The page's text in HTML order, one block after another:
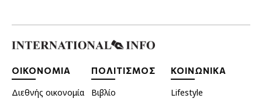
ΟΙΚΟΝΟΜΙΑ
Διεθνής οικονομία
ΠΟΛΙΤΙΣΜΟΣ
Βιβλίο
ΚΟΙΝΩΝΙΚΑ
Lifestyle